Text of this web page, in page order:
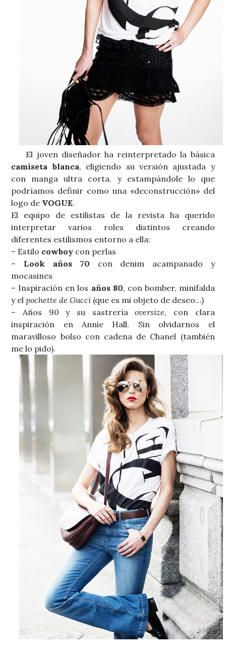
El joven diseñador ha reinterpretado la básica
camiseta blanca, eligiendo su versión ajustada y
con manga ultra corta, y estampándole lo que
podríamos definir como una «deconstrucción» del
logo de VOGUE.
El equipo de estilistas de la revista ha querido
interpretar varios roles distintos creando
diferentes estilismos entorno a ella:
– Estilo cowboy con perlas
– Look años 70 con denim acampanado y
mocasines
– Inspiración en los años 80, con bomber, minifalda
y el pochette de Gucci (que es mi objeto de deseo…)
– Años 90 y su sastreríaoversize, con clara
inspiración en Annie Hall. Sin olvidarnos el
maravilloso bolso con cadena de Chanel (también
me lo pido).